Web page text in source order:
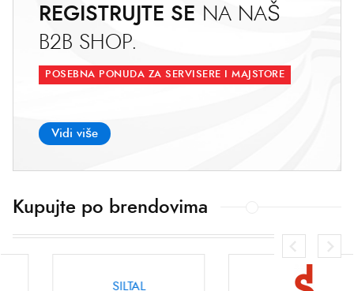
REGISTRUJTE SE NA NAŠ
B2B SHOP.
POSEBNA PONUDA ZA SERVISERE I MAJSTORE
Vidi više
Kupujte po brendovima